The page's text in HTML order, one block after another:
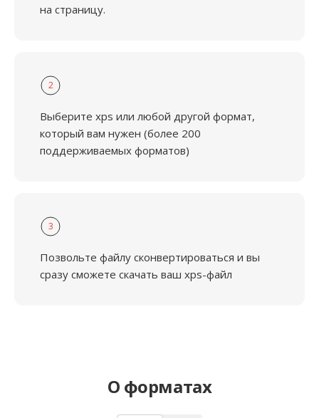
на страницу.
2
Выберите xps или любой другой формат,
который вам нужен (более 200
поддерживаемых форматов)
3
Позвольте файлу сконвертироваться и вы
сразу сможете скачать ваш xps-файл
О форматах